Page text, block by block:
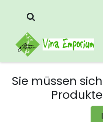
Sie müssen